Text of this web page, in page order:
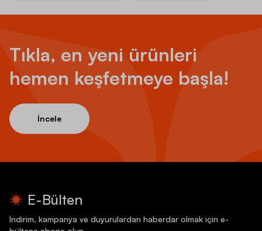
Tıkla, en yeni ürünleri
hemen keşfetmeye başla!
İncele
E-Bülten
İndirim, kampanya ve duyurulardan haberdar olmak için e-